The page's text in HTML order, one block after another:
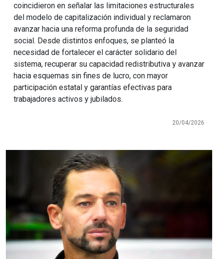
coincidieron en señalar las limitaciones estructurales
del modelo de capitalización individual y reclamaron
avanzar hacia una reforma profunda de la seguridad
social. Desde distintos enfoques, se planteó la
necesidad de fortalecer el carácter solidario del
sistema, recuperar su capacidad redistributiva y avanzar
hacia esquemas sin fines de lucro, con mayor
participación estatal y garantías efectivas para
trabajadores activos y jubilados.
20/04/2026